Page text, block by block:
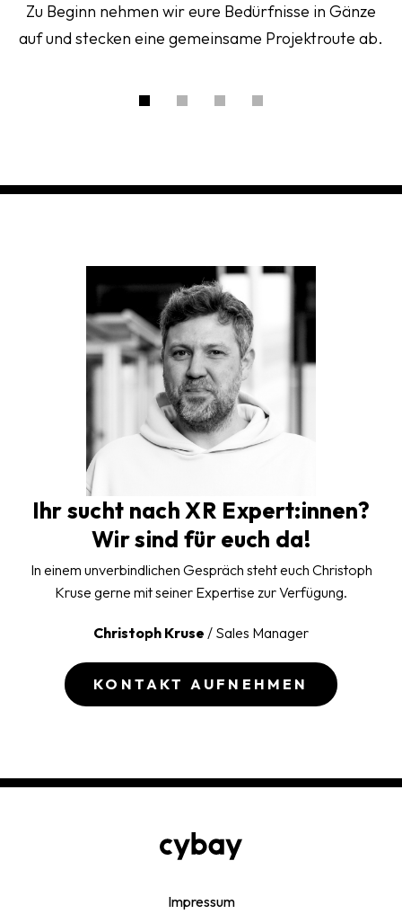
Zu Beginn nehmen wir eure Bedürfnisse in Gänze
auf und stecken eine gemeinsame Projektroute ab.
Ihr sucht nach XR Expert:innen?
Wir sind für euch da!
In einem unverbindlichen Gespräch steht euch Christoph
Kruse gerne mit seiner Expertise zur Verfügung.
Christoph Kruse / Sales Manager
KONTAKT AUFNEHMEN
Impressum